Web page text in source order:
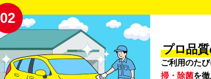
02
プロ品
ご利用のた
掃・除菌を